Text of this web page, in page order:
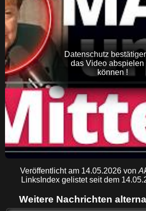
Datenschutz
das Video abspielen
können !
Veröffentlicht am 14.05.2026 von
LinksIndex gelistet seit dem
Weitere Nachrichten